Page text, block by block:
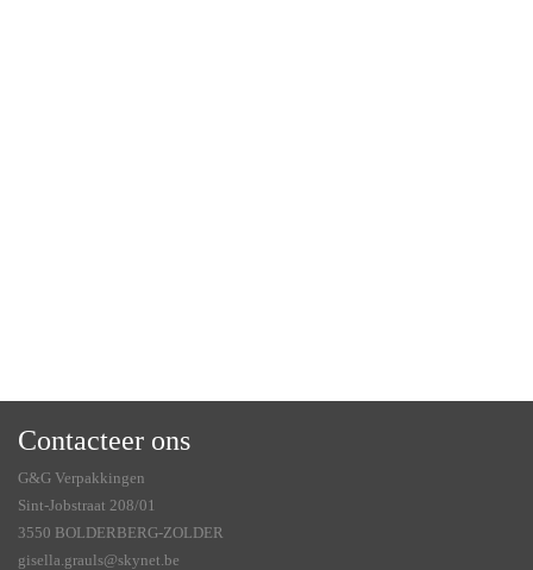
Contacteer ons
G&G Verpakkingen
Sint-Jobstraat 208/01
3550 BOLDERBERG-ZOLDER
gisella.grauls@skynet.be